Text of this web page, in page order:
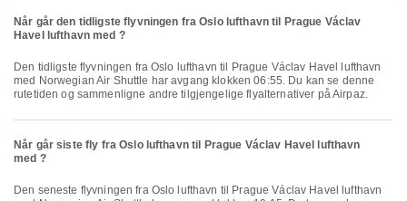
Når går den tidligste flyvningen fra Oslo lufthavn til Prague Václav
Havel lufthavn med ?
Den tidligste flyvningen fra Oslo lufthavn til Prague Václav Havel lufthavn
med Norwegian Air Shuttle har avgang klokken 06:55. Du kan se denne
rutetiden og sammenligne andre tilgjengelige flyalternativer på Airpaz.
Når går siste fly fra Oslo lufthavn til Prague Václav Havel lufthavn
med ?
Den seneste flyvningen fra Oslo lufthavn til Prague Václav Havel lufthavn